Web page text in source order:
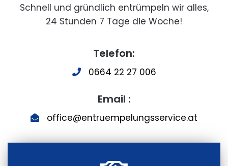
Schnell und gründlich entrümpeln wir alles,
24 Stunden 7 Tage die Woche!
Telefon:
0664 22 27 006
Email :
office@entruempelungsservice.at